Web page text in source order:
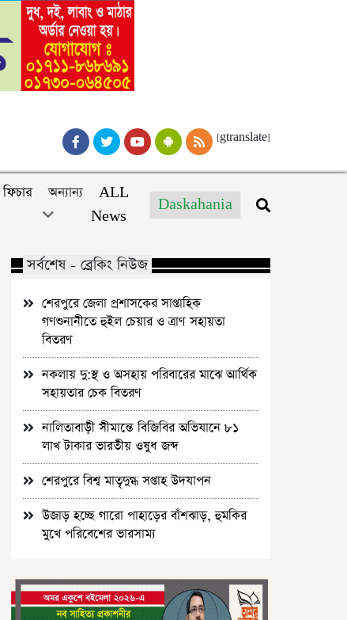
[gtranslate]
ফিচার অন্যান্য
ALL
News
Daskahania
সর্বশেষ - ব্রেকিং নিউজ
শেরপুরে জেলা প্রশাসকের সাপ্তাহিক
গণশুনানীতে হুইল চেয়ার ও ত্রাণ সহায়তা
বিতরণ
নকলায় দু:স্থ ও অসহায় পরিবারের মাঝে আর্থিক
সহায়তার চেক বিতরণ
নালিতাবাড়ী সীমান্তে বিজিবির অভিযানে ৮১
লাখ টাকার ভারতীয় ওষুধ জব্দ
শেরপুরে বিশ্ব মাতৃদুগ্ধ সপ্তাহ উদযাপন
উজাড় হচ্ছে গারো পাহাড়ের বাঁশঝাড়, হুমকির
মুখে পরিবেশের ভারসাম্য